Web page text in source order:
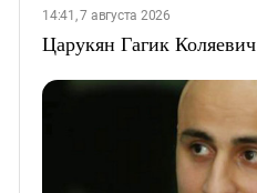
14:41, 7 августа 2026
Царукян Гагик Коляевич